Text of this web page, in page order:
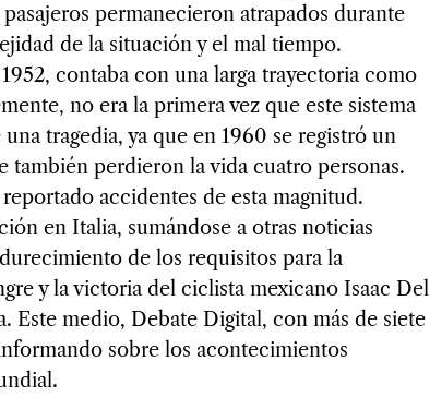
permanecieron atrapados durante
de la situación y el mal tiempo.
contaba con una larga trayectoria como
no era la primera vez que este sistema
tragedia, ya que en 1960 se registró un
también perdieron la vida cuatro personas.
accidentes de esta magnitud.
en Italia, sumándose a otras noticias
de los requisitos para la
y la victoria del ciclista mexicano Isaac Del
Este medio, Debate Digital, con más de siete
sobre los acontecimientos